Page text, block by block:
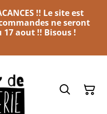
!! Le site est
ne seront
aout !! Bisous !